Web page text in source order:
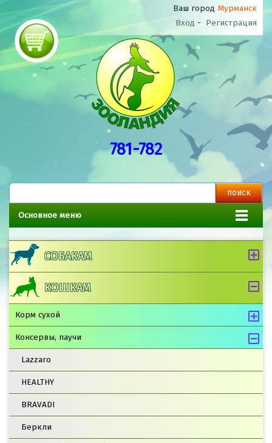
Ваш город Мурманск
Вход - Регистрация
781-782
Основное меню
СОБАКАМ
КОШКАМ
Корм сухой
Консервы, паучи
Lazzaro
HEALTHY
BRAVADI
Беркли